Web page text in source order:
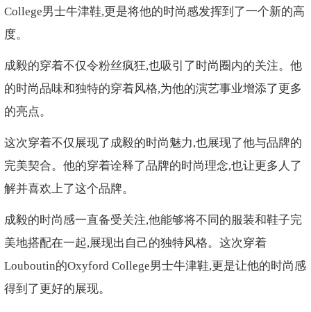
College男士牛津鞋,更是将他的时尚感发挥到了一个新的高
度。
成毅的穿着不仅令粉丝疯狂,也吸引了时尚圈内的关注。他
的时尚品味和独特的穿着风格,为他的演艺事业增添了更多
的亮点。
这次穿着不仅展现了成毅的时尚魅力,也展现了他与品牌的
完美契合。他的穿着诠释了品牌的时尚理念,也让更多人了
解并喜欢上了这个品牌。
成毅的时尚感一直备受关注,他能够将不同的服装和鞋子完
美地搭配在一起,展现出自己的独特风格。这次穿着
Louboutin的Oxyford College男士牛津鞋,更是让他的时尚感
得到了更好的展现。